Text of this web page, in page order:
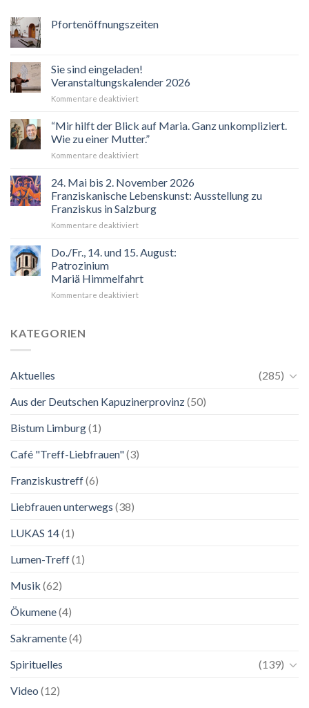
Pfortenöffnungszeiten
Sie sind eingeladen!
Veranstaltungskalender 2026
Kommentare deaktiviertfür
sind
eingeladen!
Veranstaltungskalender
2026
“Mir hilft der Blick auf Maria. Ganz unkompliziert.
Wie zu einer Mutter.”
Kommentare deaktiviertfür
hilft
Blick
auf
Maria.
unkompliziert.
einer
Mutter.”
24. Mai bis 2. November 2026
Franziskanische Lebenskunst: Ausstellung zu
Franziskus in Salzburg
Kommentare deaktiviertfür
Mai
November
2026
Do./Fr., 14. und 15. August:
Patrozinium
Mariä Himmelfahrt
Kommentare deaktiviertfür
KATEGORIEN
Aktuelles
(285)
Aus der Deutschen Kapuzinerprovinz(50)
Bistum Limburg(1)
Café "Treff-Liebfrauen"(3)
Franziskustreff(6)
Liebfrauen unterwegs (38)
LUKAS 14(1)
Lumen-Treff(1)
Musik (62)
Ökumene(4)
Sakramente(4)
Spirituelles
(139)
Video (12)